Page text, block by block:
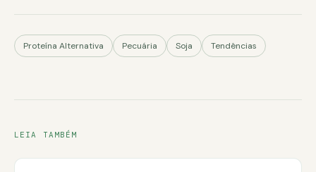
Proteína Alternativa Pecuária Soja Tendências
LEIA TAMBÉM